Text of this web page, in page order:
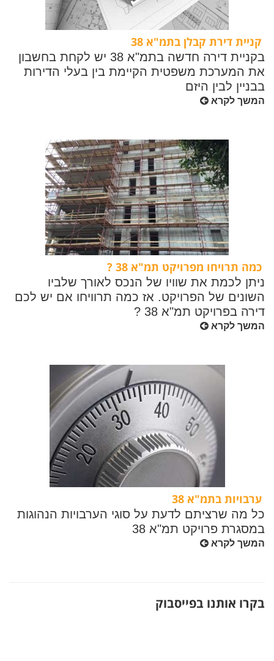
קניית דירת קבלן בתמ"א 38
בקניית דירה חדשה בתמ"א 38 יש לקחת בחשבון
את המערכת משפטית הקיימת בין בעלי הדירות
בבניין לבין היזם
המשך לקרא
כמה תרויחו מפרויקט תמ"א 38 ?
ניתן לכמת את שוויו של הנכס לאורך שלביו
השונים של הפרויקט. אז כמה תרוויחו אם יש לכם
דירה בפרויקט תמ"א 38 ?
המשך לקרא
ערבויות בתמ"א 38
כל מה שרציתם לדעת על סוגי הערבויות הנהוגות
במסגרת פרויקט תמ"א 38
המשך לקרא
בקרו אותנו בפייסבוק